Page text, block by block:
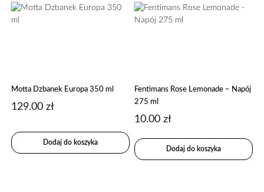
Motta Dzbanek Europa 350 ml
129.00zł
Dodaj do koszyka
Fentimans Rose Lemonade – Napój
275 ml
10.00zł
Dodaj do koszyka